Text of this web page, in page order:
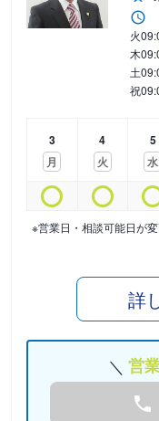
火
木
土
祝
3
月
4
火
5
水
※営業日・相談可能日が
詳
営